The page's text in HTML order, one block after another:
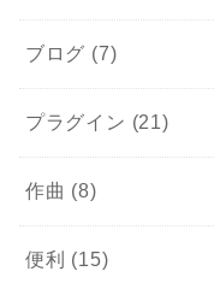
ブログ (7)
プラグイン (21)
作曲 (8)
便利 (15)